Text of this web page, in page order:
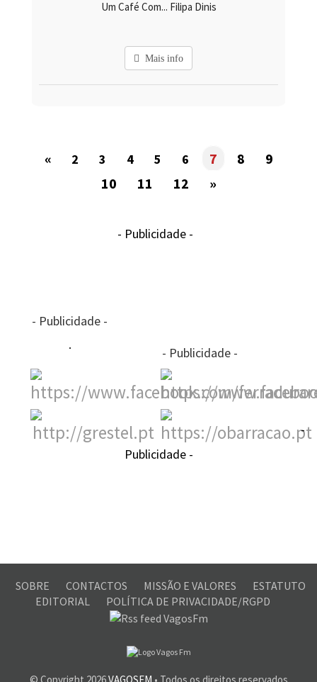
Um Café Com... Filipa Dinis
Mais info
« 2 3 4 5 6 7 8
9
10
11 12 »
- Publicidade -
- Publicidade -
- Publicidade -
-
Publicidade -
SOBRE CONTACTOS MISSÃO E VALORES
ESTATUTO
EDITORIAL
POLÍTICA DE PRIVACIDADE/RGPD